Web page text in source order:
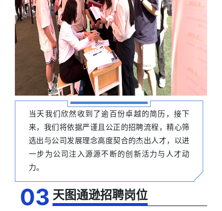
当天我们欣然收到了逾百份卓越的简历，接下
来，我们将依据严谨且公正的招聘流程，精心筛
选出与公司发展理念高度契合的杰出人才，以进
一步为公司注入源源不断的创新活力与人才动
力。
03 天图通逊招聘岗位